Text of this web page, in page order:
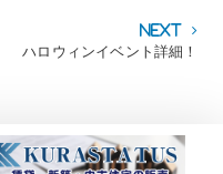
Next
post:ハロウィンイベント詳細！